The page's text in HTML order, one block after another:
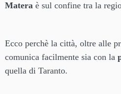
Matera è sul confine tra la
Ecco perchè la città, oltre alle
comunica facilmente sia con la
quella di Taranto.